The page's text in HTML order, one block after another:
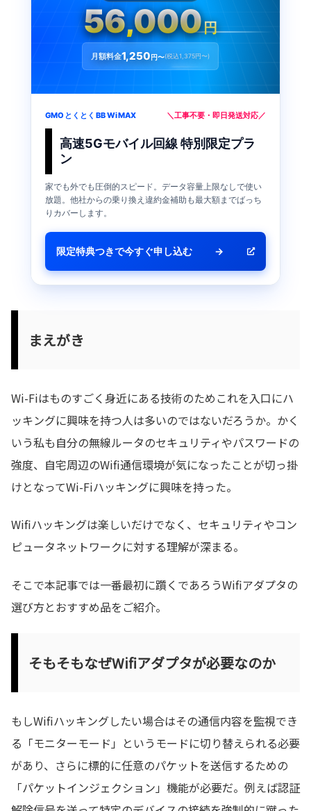
56,000円
月額料金1,250円〜(税込1,375円〜)
GMOとくとくBB WiMAX ＼工事不要・即日発送対応／
高速5Gモバイル回線 特別限定プラ
ン
家でも外でも圧倒的スピード。データ容量上限なしで使い
放題。他社からの乗り換え違約金補助も最大額までばっち
りカバーします。
限定特典つきで今すぐ申し込む →
まえがき
Wi-Fiはものすごく身近にある技術のためこれを入口にハ
ッキングに興味を持つ人は多いのではないだろうか。かく
いう私も自分の無線ルータのセキュリティやパスワードの
強度、自宅周辺のWifi通信環境が気になったことが切っ掛
けとなってWi-Fiハッキングに興味を持った。
Wifiハッキングは楽しいだけでなく、セキュリティやコン
ピュータネットワークに対する理解が深まる。
そこで本記事では一番最初に躓くであろうWifiアダプタの
選び方とおすすめ品をご紹介。
そもそもなぜWifiアダプタが必要なのか
もしWifiハッキングしたい場合はその通信内容を監視でき
る「モニターモード」というモードに切り替えられる必要
があり、さらに標的に任意のパケットを送信するための
「パケットインジェクション」機能が必要だ。例えば認証